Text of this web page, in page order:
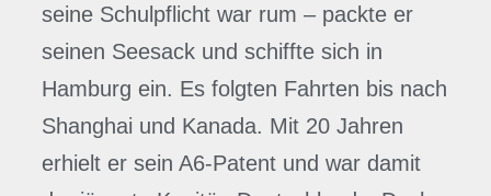
seine Schulpflicht war rum – packte er
seinen Seesack und schiffte sich in
Hamburg ein. Es folgten Fahrten bis nach
Shanghai und Kanada. Mit 20 Jahren
erhielt er sein A6-Patent und war damit